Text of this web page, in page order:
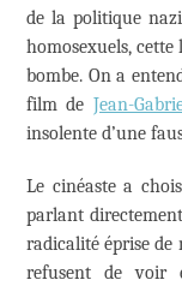
de la politique
homosexuels,
bombe. On a
film de Jean-
insolente d’une
Le cinéaste a
parlant
radicalité éprise de
refusent de voir